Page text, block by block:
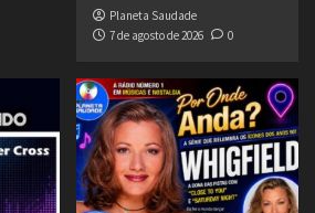
Planeta Saudade
7 de agosto de 2026
0